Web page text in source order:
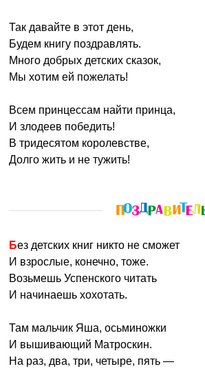
Так давайте в этот день,
Будем книгу поздравлять.
Много добрых детских сказок,
Мы хотим ей пожелать!
Всем принцессам найти принца,
И злодеев победить!
В тридесятом королевстве,
Долго жить и не тужить!
Без детских книг никто не сможет
И взрослые, конечно, тоже.
Возьмешь Успенского читать
И начинаешь хохотать.
Там мальчик Яша, осьминожки
И вышивающий Матроскин.
На раз, два, три, четыре, пять —